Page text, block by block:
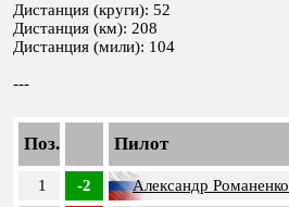
Дистанция (круги): 52
Дистанция (км): 208
Дистанция (мили): 104
---
Поз. Пилот
1 -2 Александр Романенко